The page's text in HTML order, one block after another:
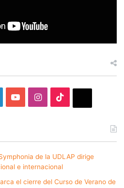
YouTubeInstagram
de la UDLAP dirige
e internacional
el cierre del Curso de Verano de